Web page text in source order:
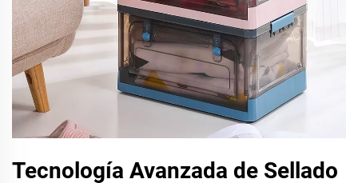
Tecnología Avanzada de Sellado